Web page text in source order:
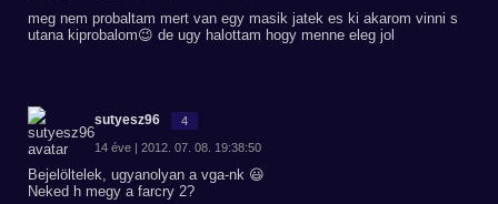
meg nem probaltam mert van egy masik jatek es ki akarom vinni s
utana kiprobalom😉 de ugy halottam hogy menne eleg jol
sutyesz96 4
14 éve | 2012. 07. 08. 19:38:50
Bejelöltelek, ugyanolyan a vga-nk 😃
Neked h megy a farcry 2?